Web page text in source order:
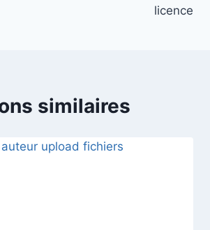
licence
similaires